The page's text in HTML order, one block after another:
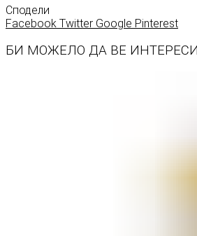
Сподели
Facebook Twitter Google Pinterest
БИ МОЖЕЛО ДА ВЕ